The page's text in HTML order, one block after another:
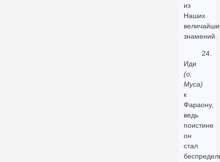
из
Наших
знамений.
24.
Иди
(о,
Муса)
к
Фараону,
ведь
поистине
он
стал